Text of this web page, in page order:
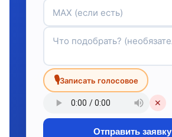
🎙Записать голосовое
✕
Отправить заявку